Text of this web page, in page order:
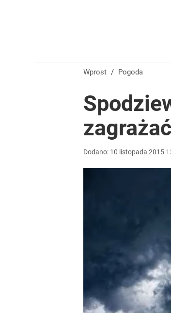
Wrze po roku Nawrockiego.
Ryanair dodał dwie nowości. Do
Wprost / Pogoda
Dodano: 10 listopada 2015